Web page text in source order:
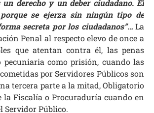
derecho y un deber ciudadano. El
se ejerza sin ningún tipo de
secreta por los ciudadanos”…La
Penal al respecto elevo de once a
que atentan contra él, las penas
pecuniaria como prisión, cuando las
por Servidores Públicos son
tercera parte a la mitad, Obligatorio
la Fiscalía o Procuraduría cuando en
Servidor Público.